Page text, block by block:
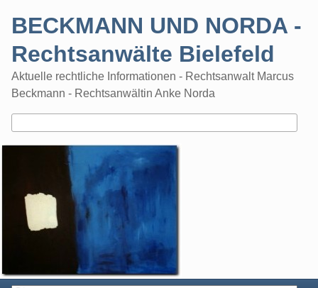
BECKMANN UND NORDA -
Rechtsanwälte Bielefeld
Aktuelle rechtliche Informationen - Rechtsanwalt Marcus
Beckmann - Rechtsanwältin Anke Norda